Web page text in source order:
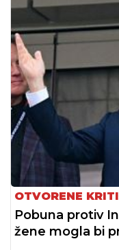
OTVORENE
Pobuna protiv
žene mogla bi